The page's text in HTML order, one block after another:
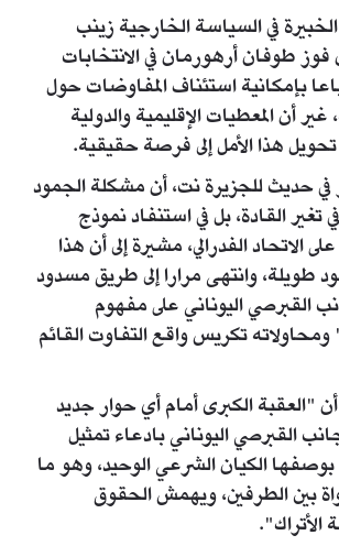
في السياسة الخارجية زينب
فوز طوفان أرهورمان في الانتخابات
بإمكانية استئناف المفاوضات حول
أن المعطيات الإقليمية والدولية
هذا الأمل إلى فرصة حقيقية.
حديث للجزيرة نت، أن مشكلة الجمود
تغير القادة، بل في استنفاد نموذج
الاتحاد الفدرالي، مشيرة إلى أن هذا
طويلة، وانتهى مرارا إلى طريق مسدود
القبرصي اليوناني على مفهوم
ومحاولاته تكريس واقع التفاوت القائم
"العقبة الكبرى أمام أي حوار جديد
القبرصي اليوناني بادعاء تمثيل
الكيان الشرعي الوحيد، وهو ما
بين الطرفين، ويهمش الحقوق
الأتراك".